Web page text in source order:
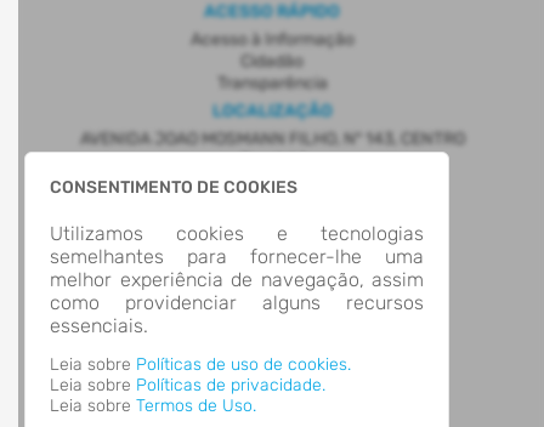
CONSENTIMENTO DE COOKIES
Utilizamos cookies e tecnologias
semelhantes para fornecer-lhe uma
melhor experiência de navegação, assim
como providenciar alguns recursos
essenciais.
Leia sobre Políticas de uso de cookies.
Leia sobre Políticas de privacidade.
Leia sobre Termos de Uso.
ACESSO RÁPIDO
Acesso à Informação
Cidadão
Transparência
LOCALIZAÇÃO
AVENIDA JOAO MOSMANN FILHO, Nº 143, CENTRO
CEP: 95.630-000
CONTATOS
(51) 3543-8600
contato@parobe.rs.gov.br
HORÁRIO DE ATENDIMENTO
Terça-feira a Sexta-feira7:00 às 13:00